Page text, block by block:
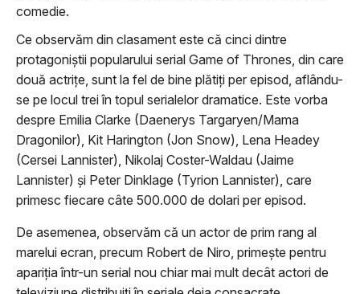
comedie.
Ce observăm din clasament este că cinci dintre
protagoniştii popularului serial Game of Thrones, din care
două actriţe, sunt la fel de bine plătiţi per episod, aflându-
se pe locul trei în topul serialelor dramatice. Este vorba
despre Emilia Clarke (Daenerys Targaryen/Mama
Dragonilor), Kit Harington (Jon Snow), Lena Headey
(Cersei Lannister), Nikolaj Coster-Waldau (Jaime
Lannister) şi Peter Dinklage (Tyrion Lannister), care
primesc fiecare câte 500.000 de dolari per episod.
De asemenea, observăm că un actor de prim rang al
marelui ecran, precum Robert de Niro, primeşte pentru
apariţia într-un serial nou chiar mai mult decât actori de